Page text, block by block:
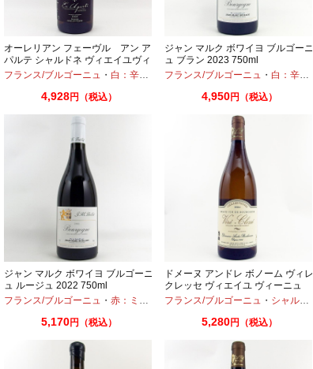
・ピノノワール
オーレリアン フェーヴル アン ア
パルテ シャルドネ ヴィエイユヴィ
ーニュ 2020 750ml ビオディナミ
フランス/ブルゴーニュ ・ 白：辛口 シャルドネ
4,928円（税込）
ジャン マルク ボワイヨ ブルゴーニ
ュ ブラン 2023 750ml
フランス/ブルゴーニュ ・ 白：辛口
4,950円（税込）
シャルドネ
ジャン マルク ボワイヨ ブルゴーニ
ュ ルージュ 2022 750ml
フランス/ブルゴーニュ ・ 赤：ミディアムボディ ・ピノノワール
5,170円（税込）
ドメーヌ アンドレ ボノーム ヴィレ
クレッセ ヴィエイユ ヴィーニュ
2024 750ml
フランス/ブルゴーニュ ・ シャルドネ
5,280円（税込）